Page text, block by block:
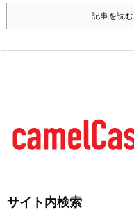
記事を読む
サイト内検索